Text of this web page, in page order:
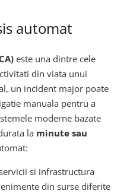
automat
este una dintre cele
din viata unui
un incident major poate
manuala pentru a
moderne bazate
la minute sau
si infrastructura
din surse diferite